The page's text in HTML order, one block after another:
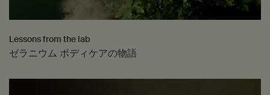
Lessons from the lab
ゼラニウム ボディケアの物語